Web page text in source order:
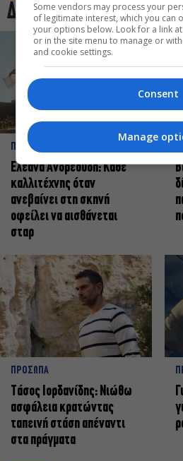
Δες και αυτό
ΠΡΟΣΩΠΑ
Ελεάνα Ανδρεούδη: Κάθε
καλλιτέχνης όταν
ανεβαίνει στη σκηνή
οφείλει να αισθάνεται
σταρ
ΠΡΟΣΩΠΑ
Tάσος Ιορδανίδης: Νιώθω
ασφάλεια κρατώντας
ταπεινή στάση απέναντι
στα πράγματα
Some vendors may process your
of legitimate interest, which you can
your options below. Look for a link
or in the site menu to manage or
and cookie settings.
Consent
Manage